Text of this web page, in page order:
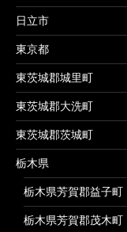
日立市
東京都
東茨城郡城里町
東茨城郡大洗町
東茨城郡茨城町
栃木県
栃木県芳賀郡益子町
栃木県芳賀郡茂木町